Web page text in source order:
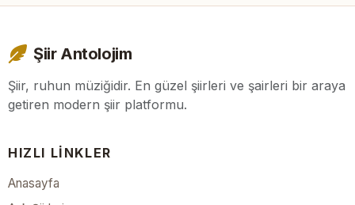
Şiir Antolojim
Şiir, ruhun müziğidir. En güzel şiirleri ve şairleri bir araya
getiren modern şiir platformu.
HIZLI LINKLER
Anasayfa